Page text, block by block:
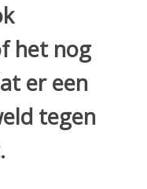
het nog
er een
tegen